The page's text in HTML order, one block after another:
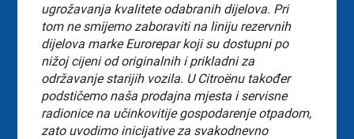
ugrožavanja kvalitete odabranih dijelova. Pri
tom ne smijemo zaboraviti na liniju rezervnih
dijelova marke Eurorepar koji su dostupni po
nižoj cijeni od originalnih i prikladni za
održavanje starijih vozila. U Citroënu također
podstičemo naša prodajna mjesta i servisne
radionice na učinkovitije gospodarenje otpadom,
zato uvodimo inicijative za svakodnevno